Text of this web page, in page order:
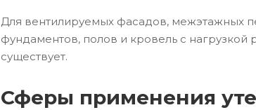
Для вентилируемых фасадов, межэтажных
фундаментов, полов и кровель с нагрузкой
существует.
Сферы применения